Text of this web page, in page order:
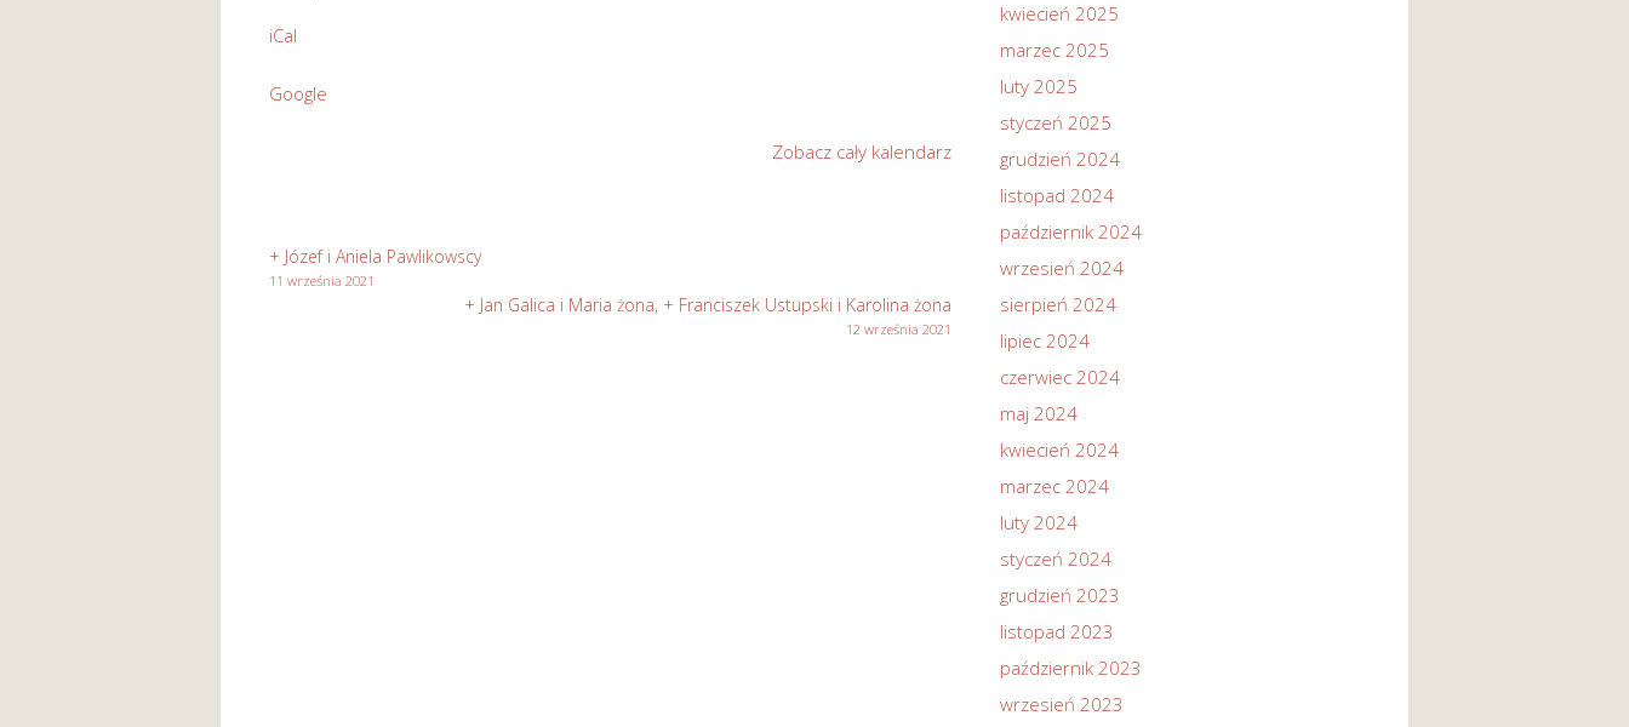
iCal
Google
Zobacz cały kalendarz
+ Józef i Aniela Pawlikowscy
11 września 2021
+ Jan Galica i Maria żona, + Franciszek Ustupski i Karolina żona
12 września 2021
kwiecień 2025
marzec 2025
luty 2025
styczeń 2025
grudzień 2024
listopad 2024
październik 2024
wrzesień 2024
sierpień 2024
lipiec 2024
czerwiec 2024
maj 2024
kwiecień 2024
marzec 2024
luty 2024
styczeń 2024
grudzień 2023
listopad 2023
październik 2023
wrzesień 2023